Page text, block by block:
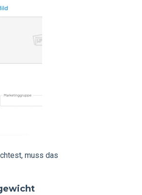
muss das